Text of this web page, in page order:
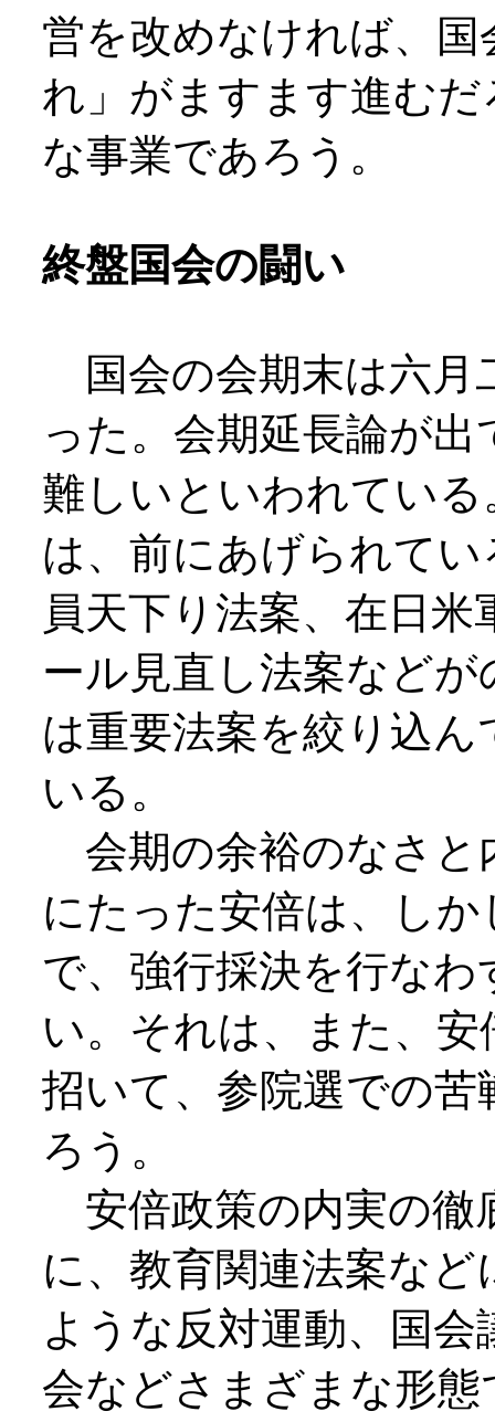
営を改めなければ、
れ」がますます進む
な事業であろう。
終盤国会の闘い
国会の会期末は六月
った。会期延長論が
難しいといわれてい
は、前にあげられて
員天下り法案、在日
ール見直し法案など
は重要法案を絞り込
いる。
会期の余裕のなさと
にたった安倍は、し
で、強行採決を行な
い。それは、また、
招いて、参院選での
ろう。
安倍政策の内実の徹
に、教育関連法案な
ような反対運動、国
会などさまざまな形